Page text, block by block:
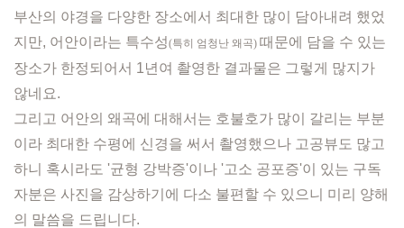
부산의 야경을 다양한 장소에서 최대한 많이 담아내려 했었
지만, 어안이라는 특수성(특히 엄청난 왜곡) 때문에
담을 수 있는
장소가 한정되어서 1년여 촬영한 결과물은 그렇게 많지가
않네요.
그리고 어안의 왜곡에 대해서는 호불호가 많이 갈리는 부분
이라 최대한 수평에 신경을 써서 촬영했으나 고공뷰도 많고
하니 혹시라도 '균형 강박증'이나 '고소 공포증'이 있는 구독
자분은 사진을 감상하기에 다소 불편할 수 있으니 미리 양해
의 말씀을 드립니다.